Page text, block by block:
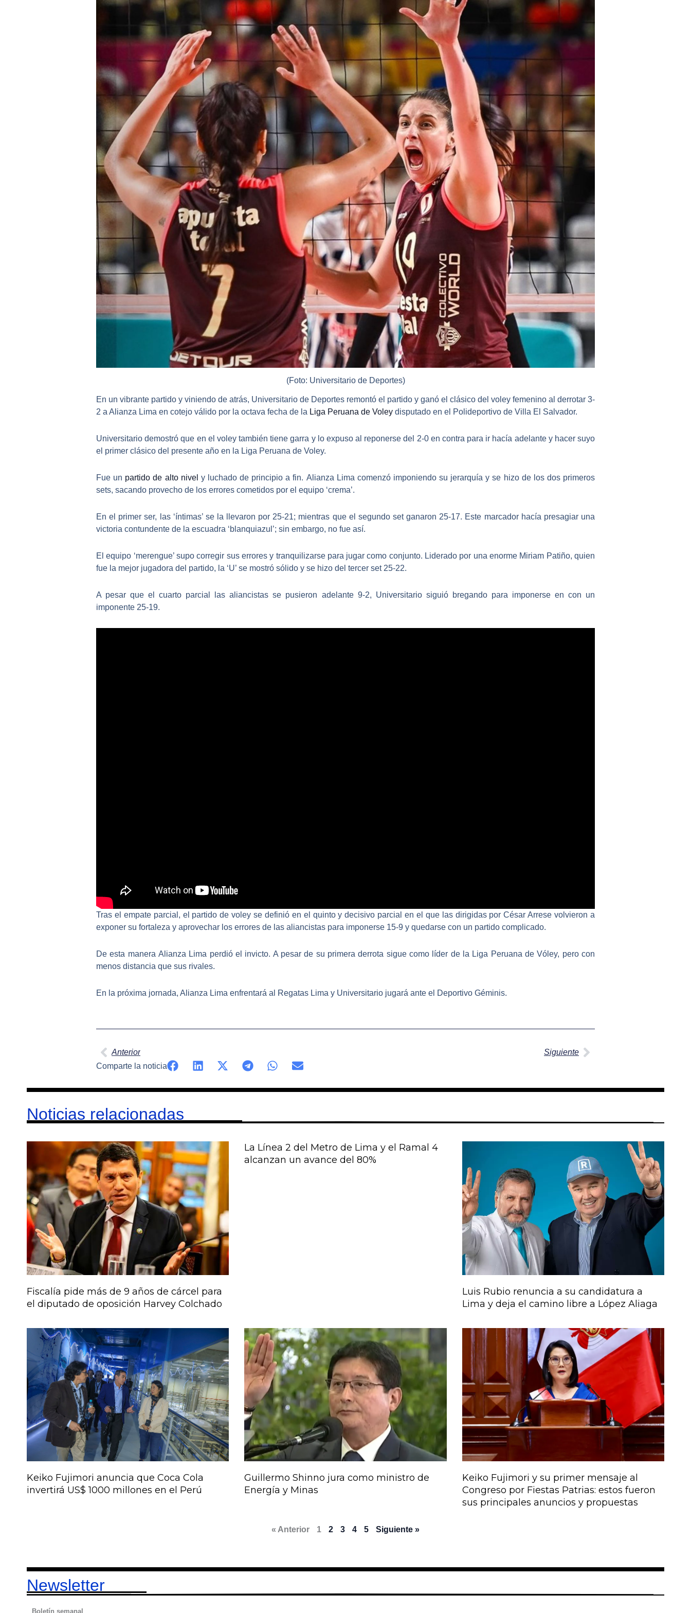
(Foto: Universitario de Deportes)
En un vibrante partido y viniendo de atrás, Universitario de Deportes remontó el partido y ganó el clásico del voley femenino al derrotar 3-
2 a Alianza Lima en cotejo válido por la octava fecha de la Liga Peruana de Voley disputado en el Polideportivo de Villa El Salvador.
Universitariodemostró que en el voley también tiene garra y lo expuso al reponerse del 2-0 en contra para ir hacía adelante y hacer suyo
el primer clásico del presente año en la Liga Peruana de Voley.
Fue un partido de alto nivel y luchado de principio a fin. Alianza Lima comenzó imponiendo su jerarquía y se hizo de los dos primeros
sets, sacando provecho de los errores cometidos por el equipo ‘crema’.
En el primer ser, las ‘íntimas’ se la llevaron por 25-21; mientras que el segundo set ganaron 25-17. Este marcador hacía presagiar una
victoria contundente de la escuadra ‘blanquiazul’; sin embargo, no fue así.
El equipo ‘merengue’ supo corregir sus errores y tranquilizarse para jugar como conjunto. Liderado por una enorme Miriam Patiño, quien
fue la mejor jugadora del partido, la ‘U’ se mostró sólido y se hizo del tercer set 25-22.
A pesar que el cuarto parcial las aliancistas se pusieron adelante 9-2, Universitariosiguió bregando para imponerse en con un
imponente 25-19.
Tras el empate parcial, el partido de voley se definió en el quinto y decisivo parcial en el que las dirigidas por César Arrese volvieron a
exponer su fortaleza y aprovechar los errores de las aliancistas para imponerse 15-9 y quedarse con un partido complicado.
De esta manera Alianza Lima perdió el invicto. A pesar de su primera derrota sigue como líder de la Liga Peruana de Vóley, pero con
menos distancia que sus rivales.
En la próxima jornada, Alianza Lima enfrentará al Regatas Lima y Universitario jugará ante el Deportivo Géminis.
Anterior Siguiente
Comparte la noticia
Noticias relacionadas
Fiscalía pide más de 9 años de cárcel para
el diputado de oposición Harvey Colchado
La Línea 2 del Metro de Lima y el Ramal 4
alcanzan un avance del 80%
Luis Rubio renuncia a su candidatura a
Lima y deja el camino libre a López Aliaga
Keiko Fujimori anuncia que Coca Cola
invertirá US$ 1000 millones en el Perú
Guillermo Shinno jura como ministro de
Energía y Minas
Keiko Fujimori y su primer mensaje al
Congreso por Fiestas Patrias: estos fueron
sus principales anuncios y propuestas
« Anterior 1 2 3 4 5 Siguiente »
Newsletter
Boletín semanal